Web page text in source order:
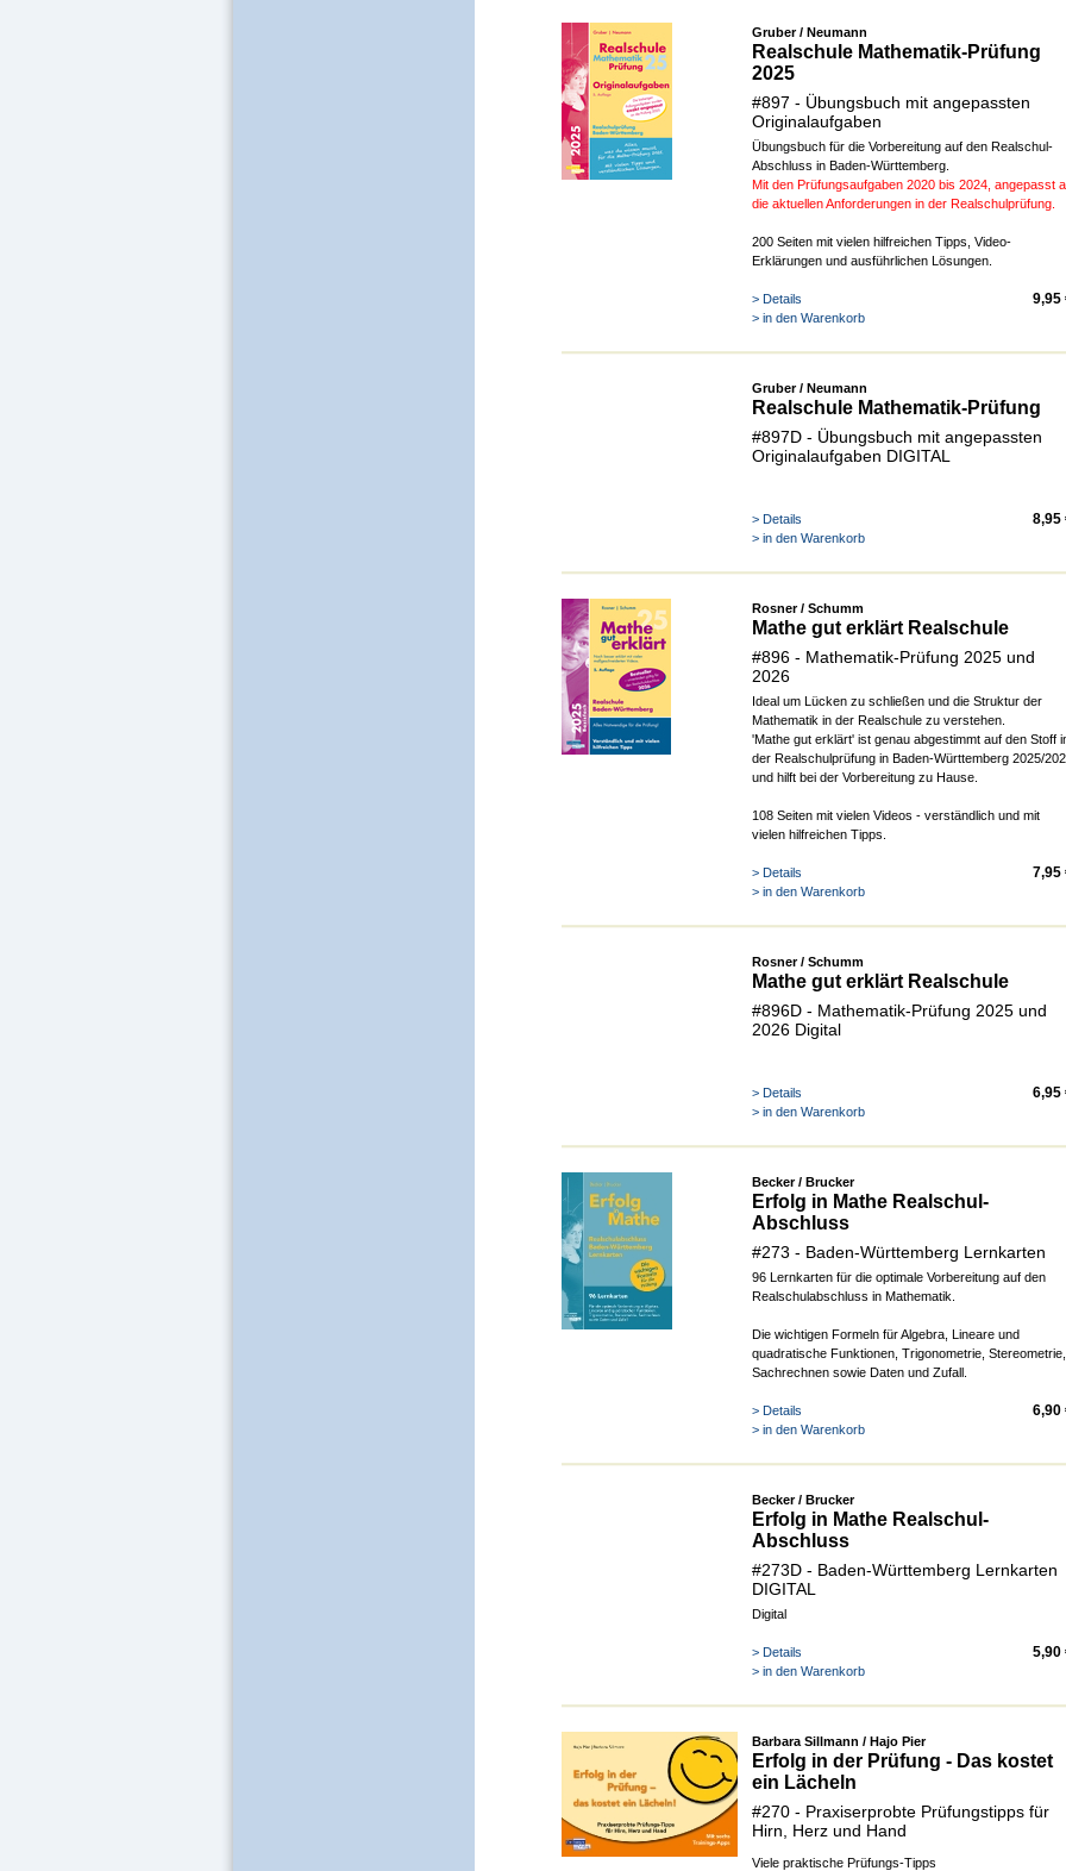
Gruber / Neumann
Realschule Mathematik-Prüfung
2025
#897 - Übungsbuch mit angepassten
Originalaufgaben
Übungsbuch für die Vorbereitung auf den Realschul-
Abschluss in Baden-Württemberg.
Mit den Prüfungsaufgaben 2020 bis 2024, angepasst
die aktuellen Anforderungen in der Realschulprüfung.
200 Seiten mit vielen hilfreichen Tipps, Video-
Erklärungen und ausführlichen Lösungen.
9,95
> Details
> in den Warenkorb
Gruber / Neumann
Realschule Mathematik-Prüfung
#897D - Übungsbuch mit angepassten
Originalaufgaben DIGITAL
8,95
> Details
> in den Warenkorb
Rosner / Schumm
Mathe gut erklärt Realschule
#896 - Mathematik-Prüfung 2025 und
2026
Ideal um Lücken zu schließen und die Struktur der
Mathematik in der Realschule zu verstehen.
'Mathe gut erklärt' ist genau abgestimmt auf den Stoff
der Realschulprüfung in Baden-Württemberg 2025/
und hilft bei der Vorbereitung zu Hause.
108 Seiten mit vielen Videos - verständlich und mit
vielen hilfreichen Tipps.
7,95
> Details
> in den Warenkorb
Rosner / Schumm
Mathe gut erklärt Realschule
#896D - Mathematik-Prüfung 2025 und
2026 Digital
6,95
> Details
> in den Warenkorb
Becker / Brucker
Erfolg in Mathe Realschul-
Abschluss
#273 - Baden-Württemberg Lernkarten
96 Lernkarten für die optimale Vorbereitung auf den
Realschulabschluss in Mathematik.
Die wichtigen Formeln für Algebra, Lineare und
quadratische Funktionen, Trigonometrie, Stereometrie,
Sachrechnen sowie Daten und Zufall.
6,90
> Details
> in den Warenkorb
Becker / Brucker
Erfolg in Mathe Realschul-
Abschluss
#273D - Baden-Württemberg Lernkarten
DIGITAL
Digital
5,90
> Details
> in den Warenkorb
Barbara Sillmann / Hajo Pier
Erfolg in der Prüfung - Das kostet
ein Lächeln
#270 - Praxiserprobte Prüfungstipps für
Hirn, Herz und Hand
Viele praktische Prüfungs-Tipps